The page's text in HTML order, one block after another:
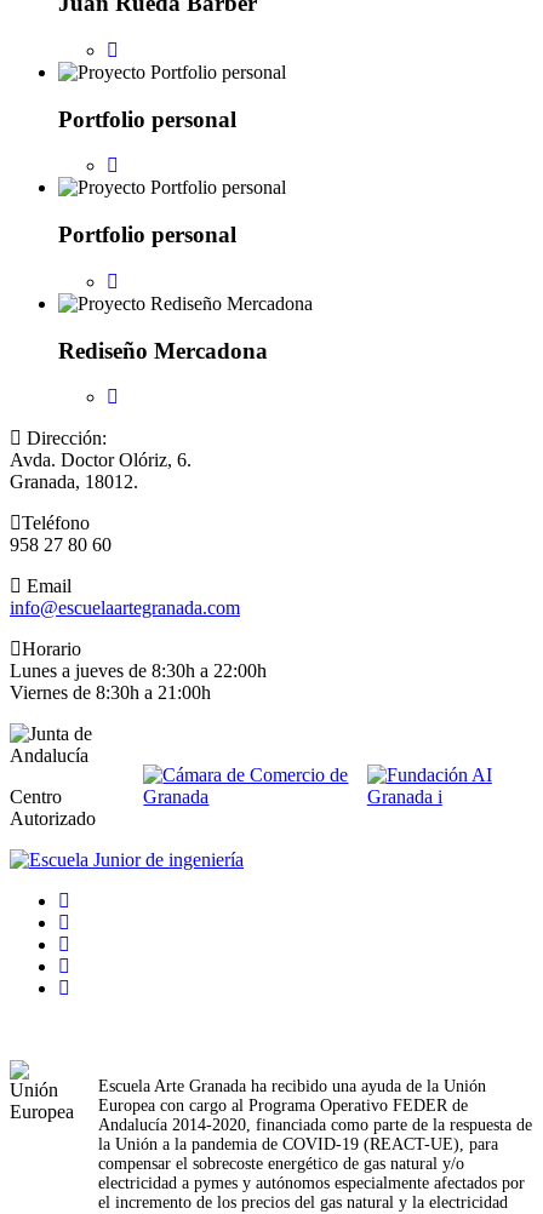
Portfolio personal
Portfolio personal
Rediseño Mercadona
Dirección:
Avda. Doctor Olóriz, 6.
Granada, 18012.
Teléfono
958 27 80 60
Email
info@escuelaartegranada.com
Horario
Lunes a jueves de 8:30h a 22:00h
Viernes de 8:30h a 21:00h
Centro
Autorizado
Escuela Arte Granada ha recibido una ayuda de la Unión
Europea con cargo al Programa Operativo FEDER de
Andalucía 2014-2020, financiada como parte de la respuesta de
la Unión a la pandemia de COVID-19 (REACT-UE), para
compensar el sobrecoste energético de gas natural y/o
electricidad a pymes y autónomos especialmente afectados por
el incremento de los precios del gas natural y la electricidad